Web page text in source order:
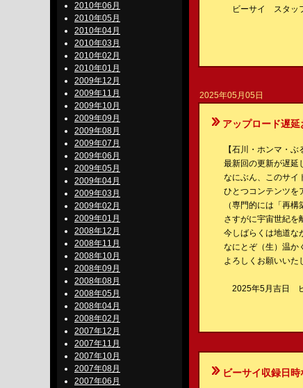
2010年06月
2010年05月
2010年04月
2010年03月
2010年02月
2010年01月
2009年12月
2009年11月
2009年10月
2009年09月
2009年08月
2009年07月
2009年06月
2009年05月
2009年04月
2009年03月
2009年02月
2009年01月
2008年12月
2008年11月
2008年10月
2008年09月
2008年08月
2008年05月
2008年04月
2008年02月
2007年12月
2007年11月
2007年10月
2007年08月
2007年06月
ビーサイ スタッ
2025年05月05日
アップロード遅延
【石川・ホンマ・ぶ
最新回の更新が遅延
なにぶん、このサイ
ひとつコンテンツを
（専門的には「再構
さすがに宇宙世紀を
今しばらくは地道な
なにとぞ（生）温か
よろしくお願いいた
2025年5月吉日
ビーサイ収録日時